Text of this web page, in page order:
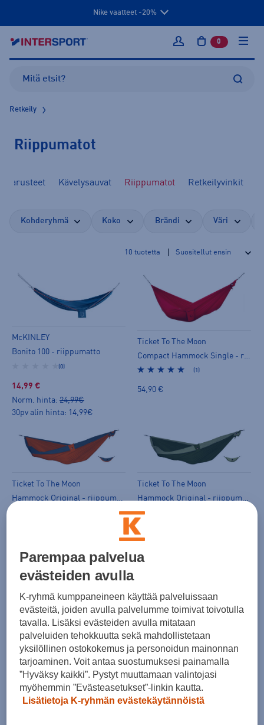
Nike vaatteet -20%
Kirjaudu sisään
0 tuotetta
Retkeily
Riippumatot
Kävelysauvat Riippumatot Retkeilyvinkit
Kohderyhmä Koko Brändi Väri
10 tuotetta
McKINLEY
Bonito 100 - riippumatto
(0)
14,99 €
Norm. hinta: 24,99€
30pv alin hinta: 14,99€
Ticket To The Moon
(1)
54,90 €
Ticket To The Moon
Hammock Original - riippumatto
Ticket To The Moon
Hammock Original - riippumatto
69,90 €
Ticket To The Moon
Hammock Original - riippumatto
69,90 €
Ticket To The Moon
(1)
Parempaa palvelua
evästeiden avulla
K-ryhmä kumppaneineen käyttää palveluissaan
evästeitä, joiden avulla palvelumme toimivat toivotulla
tavalla. Lisäksi evästeiden avulla mitataan
palveluiden tehokkuutta sekä mahdollistetaan
yksilöllinen ostokokemus ja personoidun mainonnan
tarjoaminen. Voit antaa suostumuksesi painamalla
”Hyväksy kaikki”. Pystyt muuttamaan valintojasi
myöhemmin ”Evästeasetukset”-linkin kautta.
Lisätietoja K-ryhmän evästekäytännöistä